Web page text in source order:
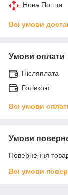
Нова Пошта
Всі умови
Умови оплати
Післяплата
Готівкою
Всі умови
Умови
Повернення
Всі умови